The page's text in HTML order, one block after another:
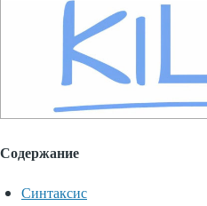
Содержание
Синтаксис